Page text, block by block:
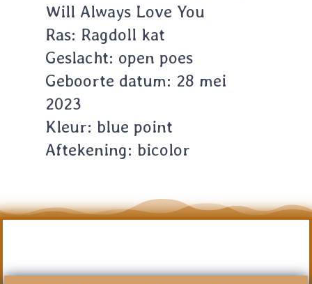
Will Always Love You
Ras: Ragdoll kat
Geslacht: open poes
Geboorte datum: 28 mei
2023
Kleur: blue point
Aftekening: bicolor